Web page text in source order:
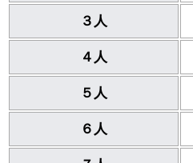
３人
４人
５人
６人